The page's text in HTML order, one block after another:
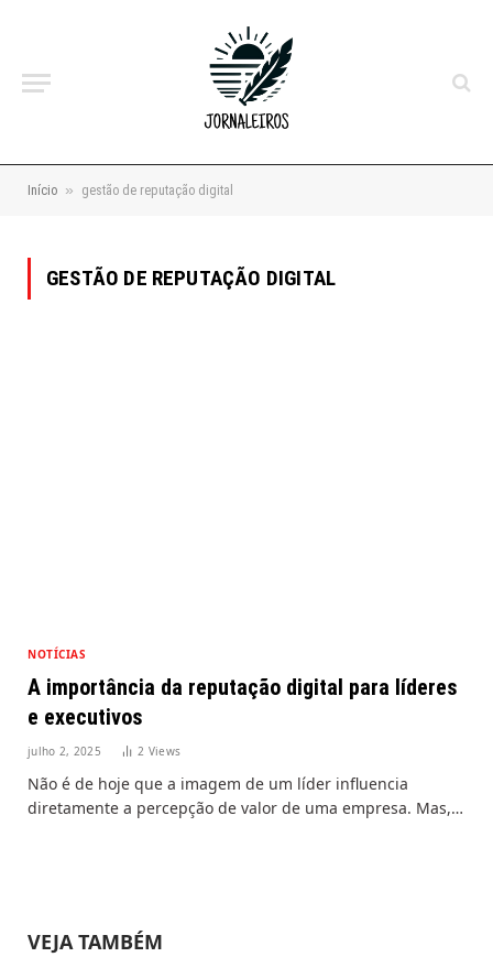
Início » gestão de reputação digital
GESTÃO DE REPUTAÇÃO DIGITAL
NOTÍCIAS
A importância da reputação digital para líderes
e executivos
julho 2, 2025 2 Views
Não é de hoje que a imagem de um líder influencia
diretamente a percepção de valor de uma empresa. Mas,…
VEJA TAMBÉM